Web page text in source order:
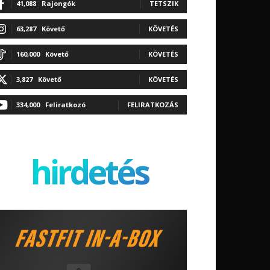
41,088 Rajongók TETSZIK
63,287 Követő KÖVETÉS
160,000 Követő KÖVETÉS
3,827 Követő KÖVETÉS
334,000 Feliratkozó FELIRATKOZÁS
hirdetés